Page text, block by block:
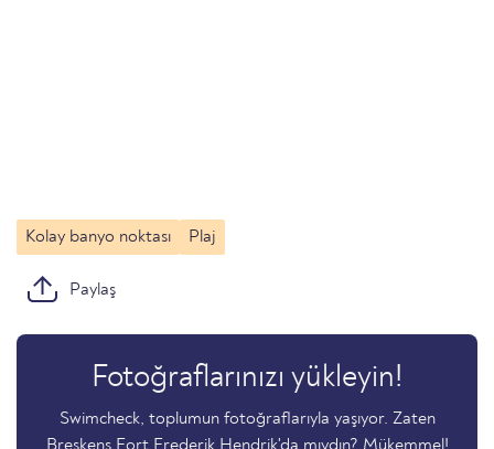
Kolay banyo noktası Plaj
Paylaş
Fotoğraflarınızı yükleyin!
Swimcheck, toplumun fotoğraflarıyla yaşıyor. Zaten